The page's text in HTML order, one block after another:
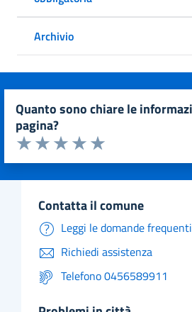
Archivio
quanto sono chiare le informazioni su questa
pagina?
Valuta da 1 a 5 stelle la pagina
Valuta 5 stelle su 5
Valuta 4 stelle su 5
Valuta 3 stelle su 5
Valuta 2 stelle su 5
Valuta 1 stelle su 5
contatta il comune
Leggi le domande frequenti
Richiedi assistenza
Telefono 0456589911